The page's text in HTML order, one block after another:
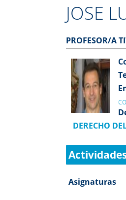
JOSE
PROFESOR/A
DERECHO
Asignaturas